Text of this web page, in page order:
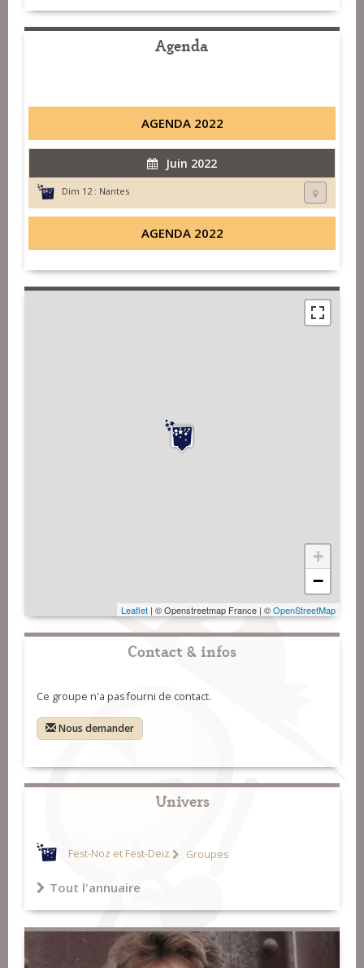
Agenda
AGENDA 2022
Juin 2022
Dim 12 : Nantes
AGENDA 2022
+
−
Leaflet | © Openstreetmap France | ©OpenStreetMap
Contact & infos
Ce groupe n'a pas fourni de contact.
Nous demander
Univers
Fest-Noz et Fest-Deiz Groupes
Tout l'annuaire